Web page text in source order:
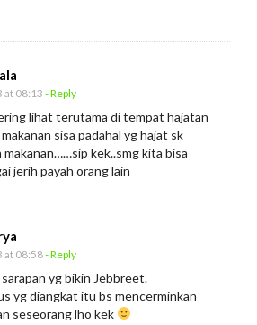
at 08:13 - Reply
lihat terutama di tempat hajatan
sisa padahal yg hajat sk
makanan……sip kek..smg kita bisa
jerih payah orang lain
at 08:58- Reply
yg bikin Jebbreet.
yg diangkat itu bs mencerminkan
seseorang lho kek